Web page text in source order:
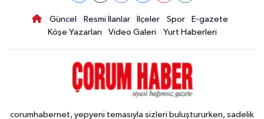
Güncel Resmi İlanlar İlçeler Spor
E-gazete
Köşe Yazarları
Video Galeri Yurt Haberleri
corumhabernet, yepyeni temasıyla sizleri buluştururken, sadelik